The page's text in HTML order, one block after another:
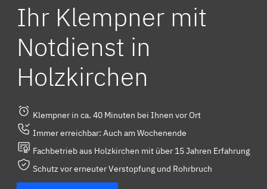
Ihr Klempner mit
Notdienst in
Holzkirchen
Klempner in ca. 40 Minuten bei Ihnen vor Ort
Immer erreichbar: Auch am Wochenende
Fachbetrieb aus Holzkirchen mit über 15 Jahren Erfahrung
Schutz vor erneuter Verstopfung und Rohrbruch